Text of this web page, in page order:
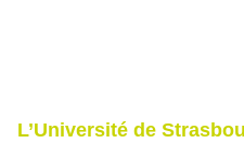
L’Université de